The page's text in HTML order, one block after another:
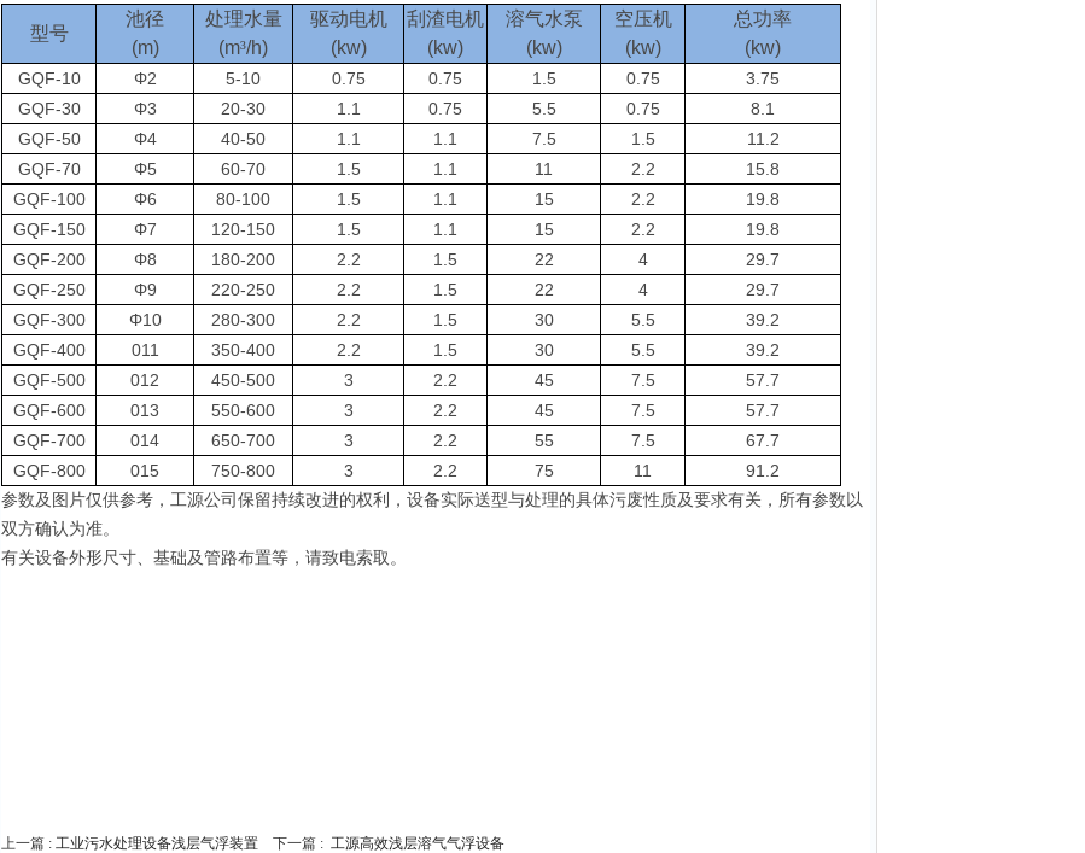
型号
池径
(m)
处理水量
(m³/h)
驱动电机
(kw)
刮渣电机
(kw)
溶气水泵
(kw)
空压机
(kw)
总功率
(kw)
GQF-10 Φ2 5-10 0.75 0.75 1.5 0.75
3.75
GQF-30
Φ3 20-30 1.1 0.75 5.5 0.75
8.1
GQF-50
Φ4 40-50 1.1 1.1 7.5 1.5
11.2
GQF-70
Φ5 60-70 1.5 1.1 11 2.2
15.8
GQF-100
Φ6 80-100 1.5 1.1 15 2.2
19.8
GQF-150
Φ7 120-150 1.5 1.1 15 2.2
19.8
GQF-200
Φ8 180-200 2.2 1.5 22 4
29.7
GQF-250
Φ9 220-250 2.2 1.5 22 4
29.7
GQF-300
Φ10 280-300 2.2 1.5 30 5.5
39.2
GQF-400
011 350-400 2.2 1.5 30 5.5
39.2
GQF-500
012 450-500 3 2.2 45 7.5
57.7
GQF-600
013 550-600 3 2.2 45 7.5
57.7
GQF-700
014 650-700 3 2.2 55 7.5
67.7
GQF-800
015 750-800 3 2.2 75 11 91.2
参数及图片仅供参考 ， 工源公司保留持续改进的权利 ， 设备实际送型与处理的具体污废性质及要求有关， 所有参数以
双方确认为准。
有关设备外形尺寸、基础及管路布置等，请致电索取。
上一篇 : 工业污水处理设备浅层气浮装置 下一篇 : 工源高效浅层溶气气浮设备